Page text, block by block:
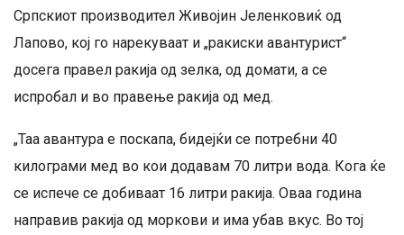
Српскиот производител Живојин Јеленковиќ од
Лапово, кој го нарекуваат и „ракиски авантурист“
досега правел ракија од зелка, од домати, а се
испробал и во правење ракија од мед.
„Таа авантура е поскапа, бидејќи се потребни 40
килограми мед во кои додавам 70 литри вода. Кога ќе
се испече се добиваат 16 литри ракија. Оваа година
направив ракија од моркови и има убав вкус. Во тој